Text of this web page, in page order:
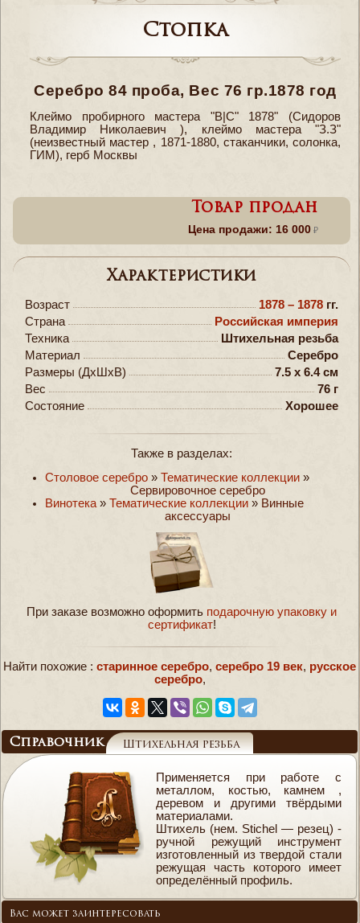
Стопка
Серебро 84 проба, Вес 76 гр.1878 год
Клеймо пробирного мастера "В|С" 1878" (Cидоров
Владимир Николаевич ), клеймо мастера "З.З"
(неизвестный мастер , 1871-1880, стаканчики, солонка,
ГИМ), герб Москвы
Товар продан
Цена продажи: 16 000
Характеристики
Возраст 1878 – 1878 гг.
Страна
Российская империя
Техника
Штихельная резьба
Материал
Серебро
Размеры (ДxШxВ)
7.5 x 6.4 см
Вес
76 г
Состояние
Хорошее
Также в разделах:
Столовое серебро » Тематические коллекции »
Сервировочное серебро
Винотека» Тематические коллекции » Винные
аксессуары
При заказе возможно оформить подарочную упаковку и
сертификат!
Найти похожие : старинное серебро, серебро 19 век, русское
серебро,
Справочник Штихельная резьба
Применяется при работе с
металлом, костью, камнем ,
деревом и другими твёрдыми
материалами.
Штихель (нем. Stichel — резец) -
ручной режущий инструмент
изготовленный из твердой стали
режущая часть которого имеет
определённый профиль.
Вас может заинтересовать